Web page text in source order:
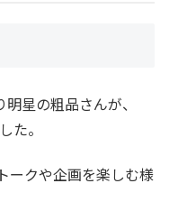
星の粗品さんが、
た。
ークや企画を楽しむ様